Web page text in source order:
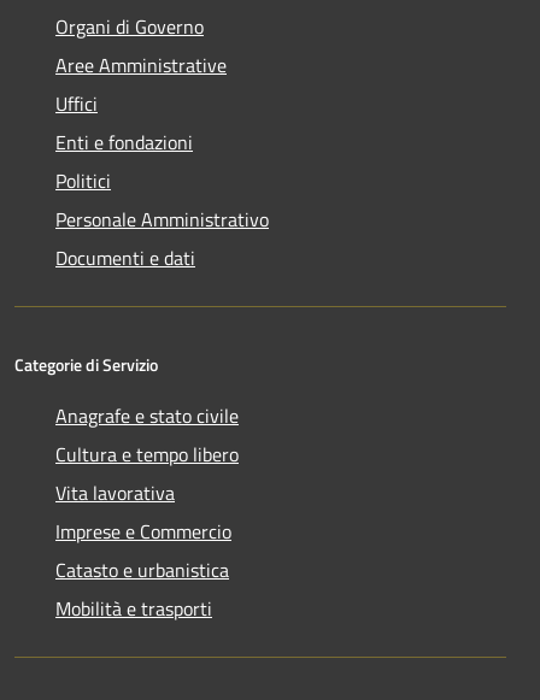
Organi di Governo
Aree Amministrative
Uffici
Enti e fondazioni
Politici
Personale Amministrativo
Documenti e dati
Categorie di Servizio
Anagrafe e stato civile
Cultura e tempo libero
Vita lavorativa
Imprese e Commercio
Catasto e urbanistica
Mobilità e trasporti